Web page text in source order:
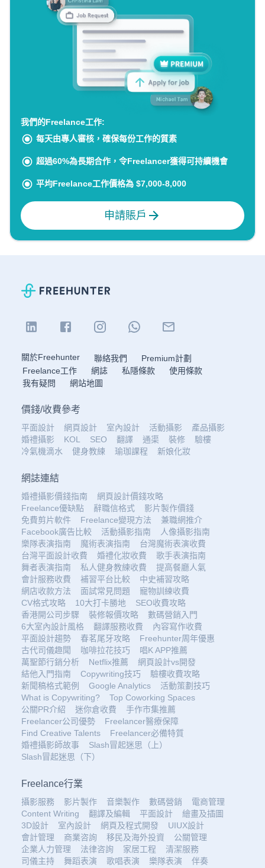
我們的Freelance工作:
每天由專人審核，確保每份工作的質素
超過60%為長期合作，令Freelancer獲得可持續機會
平均Freelance工作價格為 $7,000-8,000
申請賬戶
關於Freehunter 聯絡我們
Premium計劃
Freelance工作
網誌 私隱條款
使用條款
我有疑問
網站地圖
價錢/收費參考
平面設計 網頁設計 室內設計 活動攝影
產品攝影
婚禮攝影
KOL SEO 翻譯 通渠 裝修
驗樓
冷氣機滴水
健身教練 瑜珈課程 新娘化妝
網誌連結
婚禮攝影價錢指南
網頁設計價錢攻略
Freelance優缺點
辭職信格式
影片製作價錢
免費剪片軟件
Freelance變現方法
兼職網推介
Facebook廣告比較
活動攝影指南
人像攝影指南
樂隊表演指南
魔術表演指南
台灣魔術表演收費
台灣平面設計收費
婚禮化妝收費
歌手表演指南
舞者表演指南
私人健身教練收費
提高餐廳人氣
會計服務收費
補習平台比較
中史補習攻略
網店收款方法
面試常見問題
寵物訓練收費
CV格式攻略
10大打卡勝地
SEO收費攻略
香港開公司步驟
裝修報價攻略
數碼營銷入門
6大室內設計風格
翻譯服務收費
內容寫作收費
平面設計趨勢
春茗尾牙攻略
Freehunter周年優惠
古代司儀趣聞
咖啡拉花技巧
唱K APP推薦
萬聖節行銷分析
Netflix推薦
網頁設計vs開發
結他入門指南
Copywriting技巧
驗樓收費攻略
新聞稿格式範例
Google Analytics
活動策劃技巧
What is Copywriting?
Top Coworking Spaces
公關PR介紹
迷你倉收費
手作市集推薦
Freelancer公司優勢
Freelancer醫療保障
Find Creative Talents
Freelancer必備特質
婚禮攝影師故事
Slash冒起迷思（上）
Slash冒起迷思（下）
Freelance行業
攝影服務 影片製作 音樂製作 數碼營銷
電商管理
Content Writing
翻譯及編輯 平面設計
繪畫及插圖
3D設計
室內設計 網頁及程式開發
UIUX設計
會計管理
商業咨詢 移民及海外投資
公關管理
企業人力管理
法律咨詢 家居工程
清潔服務
司儀主持
舞蹈表演 歌唱表演 樂隊表演
伴奏